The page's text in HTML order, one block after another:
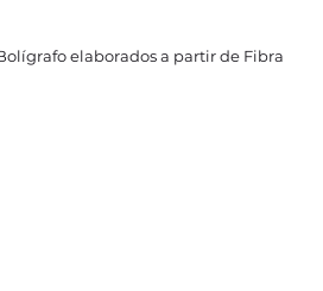
elaborados a partir de Fibra